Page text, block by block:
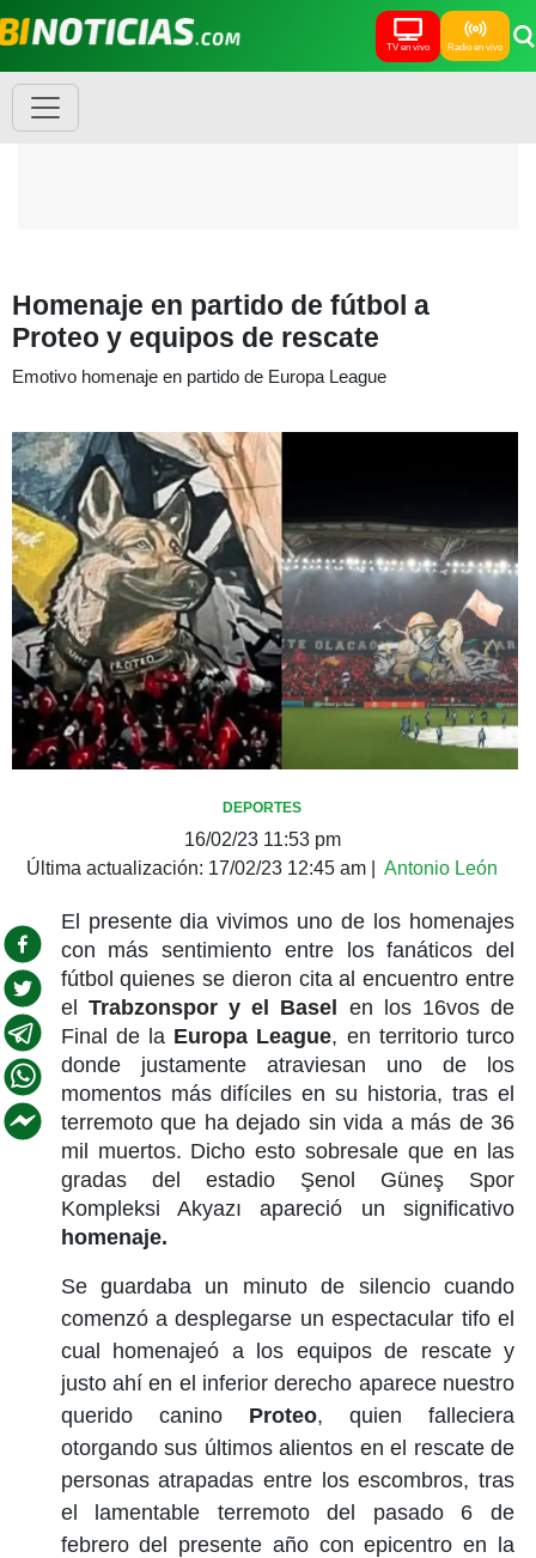
TV en vivo Radio en vivo
Homenaje en partido de fútbol a
Proteo y equipos de rescate
Emotivo homenaje en partido de Europa League
DEPORTES
16/02/23 11:53 pm
Última actualización: 17/02/23 12:45 am Antonio León
El presente dia vivimos uno de los homenajes
con más sentimiento entre los fanáticos del
fútbol quienes se dieron cita al encuentro entre
el Trabzonspor y el Basel en los 16vos de
Final de la Europa League, en territorio turco
donde justamente atraviesan uno de los
momentos más difíciles en su historia, tras el
terremoto que ha dejado sin vida a más de 36
mil muertos. Dicho esto sobresale que en las
gradas del estadio Şenol Güneş Spor
Kompleksi Akyazı apareció un significativo
homenaje.
Se guardaba un minuto de silencio cuando
comenzó a desplegarse un espectacular tifo el
cual homenajeó a los equipos de rescate y
justo ahí en el inferior derecho aparece nuestro
querido canino Proteo, quien falleciera
otorgando sus últimos alientos en el rescate de
personas atrapadas entre los escombros, tras
el lamentable terremoto del pasado 6 de
febrero del presente año con epicentro en la